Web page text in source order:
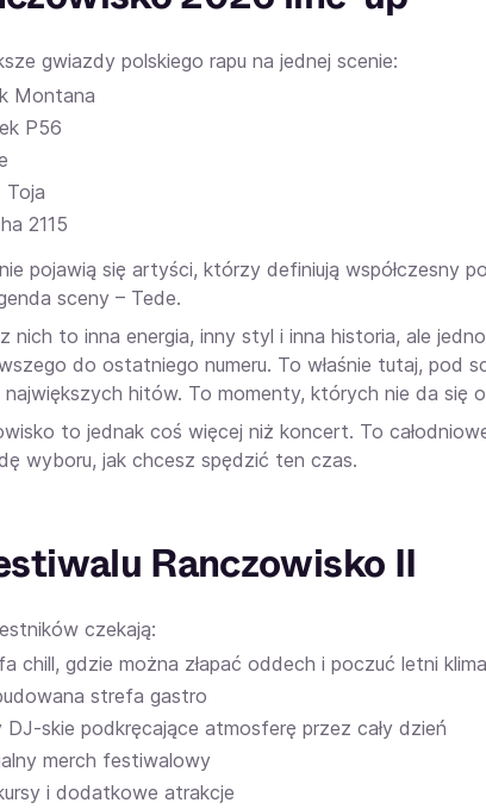
gwiazdy polskiego rapu na jednej scenie:
Montana
P56
Toja
2115
pojawią się artyści, którzy definiują współczesny
sceny – Tede.
nich to inna energia, inny styl i inna historia, ale
do ostatniego numeru. To właśnie tutaj, pod
największych hitów. To momenty, których nie da
to jednak coś więcej niż koncert. To
wyboru, jak chcesz spędzić ten czas.
Ranczowisko II
czekają:
chill, gdzie można złapać oddech i poczuć letni
strefa gastro
DJ-skie podkręcające atmosferę przez cały dzień
merch festiwalowy
i dodatkowe atrakcje